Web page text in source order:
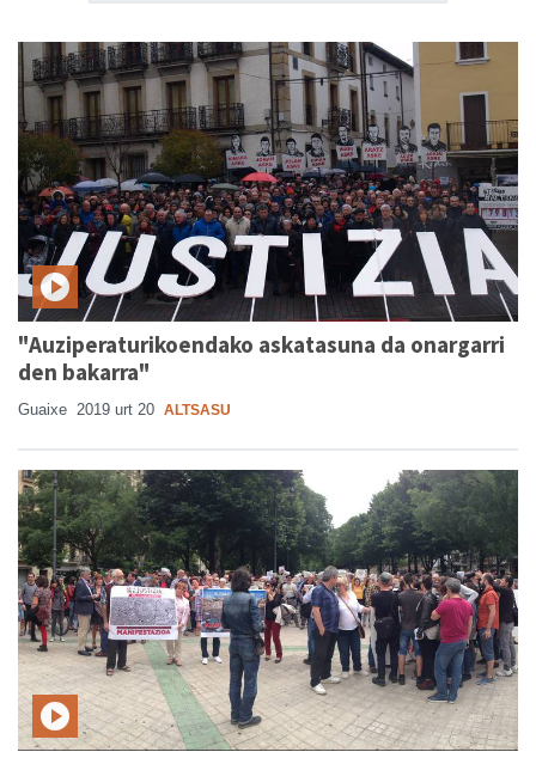
"Auziperaturikoendako askatasuna da onargarri
den bakarra"
Guaixe 2019 urt 20 ALTSASU